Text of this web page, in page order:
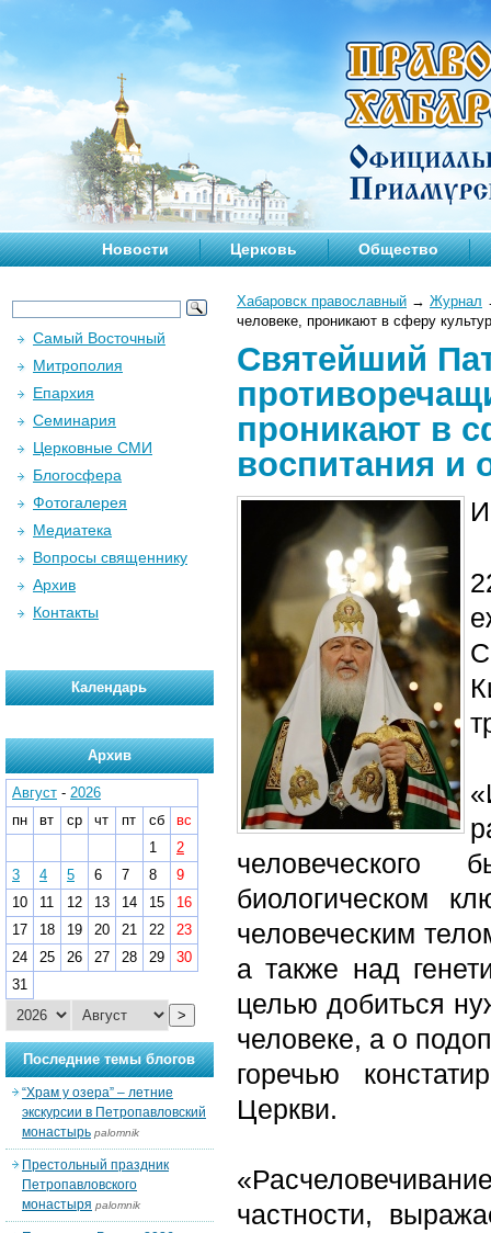
Новости Церковь Общество
Хабаровск православный → Журнал
человеке, проникают в сферу
Святейший
проникают в
воспитания и
человеческого
биологическом
человеческим
а также над
целью добиться
человеке, а о
горечью
Церкви.
частности,
Самый Восточный
Митрополия
Епархия
Семинария
Церковные СМИ
Блогосфера
Фотогалерея
Медиатека
Вопросы священнику
Архив
Контакты
Календарь
Архив
Август - 2026
пн
вт ср чт пт сб
вс
1
2
3
4 5 6 7 8
9
10
11 12 13 14 15
16
17
18 19 20 21 22
23
24
25 26 27 28 29
30
31
>
Последние темы блогов
“Храм у озера” – летние
экскурсии в Петропавловский
монастырь palomnik
Престольный праздник
Петропавловского
монастыря palomnik